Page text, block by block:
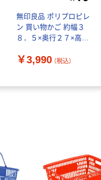
無印良品 ポリプロピレ
ン 買い物かご 約幅３
８．５×奥行２７×高さ
×10） 良品計画
￥3,990 （税込）